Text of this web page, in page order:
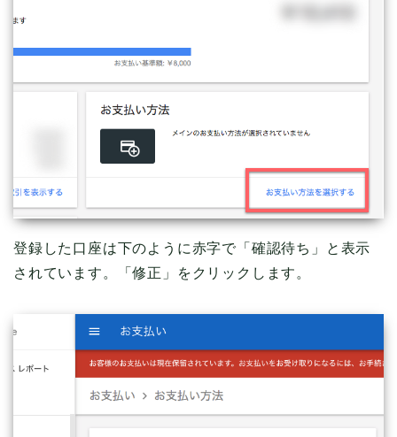
登録した口座は下のように赤字で「確認待ち」と表示
されています。「修正」をクリックします。